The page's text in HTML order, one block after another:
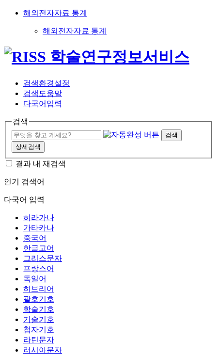
해외전자자료 통계
해외전자자료 통계
검색환경설정
검색도움말
다국어입력
검색
검색
상세검색
결과 내 재검색
인기 검색어
다국어 입력
히라가나
가타카나
중국어
한글고어
그리스문자
프랑스어
독일어
히브리어
괄호기호
학술기호
기술기호
첨자기호
라틴문자
러시아문자